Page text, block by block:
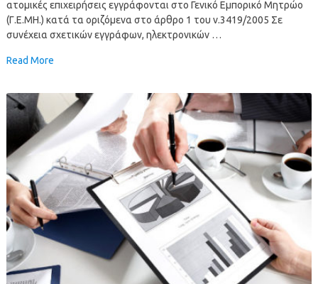
ατομικές επιχειρήσεις εγγράφονται στο Γενικό Εμπορικό Μητρώο
(Γ.Ε.ΜΗ.) κατά τα οριζόμενα στο άρθρο 1 του ν.3419/2005 Σε
συνέχεια σχετικών εγγράφων, ηλεκτρονικών …
Read More